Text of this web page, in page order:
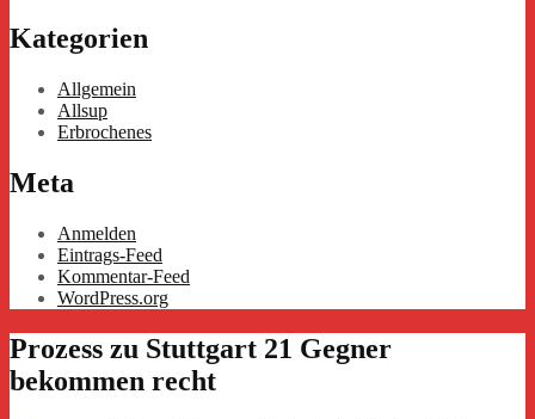
Kategorien
Allgemein
Allsup
Erbrochenes
Meta
Anmelden
Eintrags-Feed
Kommentar-Feed
WordPress.org
Prozess zu Stuttgart 21 Gegner
bekommen recht